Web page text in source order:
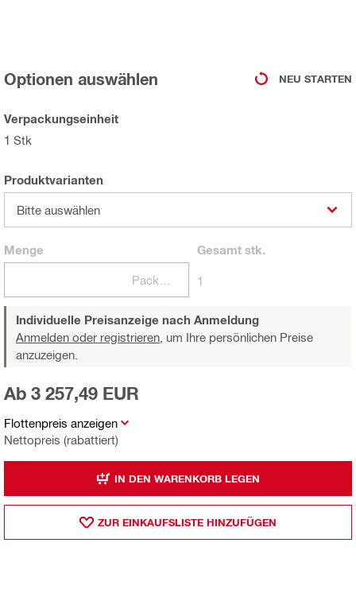
Optionen auswählen NEU STARTEN
Verpackungseinheit
1 Stk
Produktvarianten
Bitte auswählen
Menge Gesamtstk.
1
Individuelle Preisanzeige nach Anmeldung
Anmelden oder registrieren, um Ihre persönlichen Preise
anzuzeigen.
Flottenpreis anzeigen
Nettopreis (rabattiert)
Ab 3 257,49 EUR
IN DEN WARENKORB LEGEN
ZUR EINKAUFSLISTE HINZUFÜGEN